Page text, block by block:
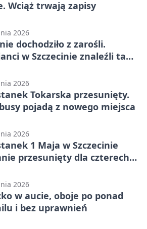
Wciąż trwają zapisy
2026
dochodziło z zarośli.
w Szczecinie znaleźli tam
2026
Tokarska przesunięty.
pojadą z nowego miejsca
2026
1 Maja w Szczecinie
przesunięty dla czterech
2026
w aucie, oboje po ponad
i bez uprawnień